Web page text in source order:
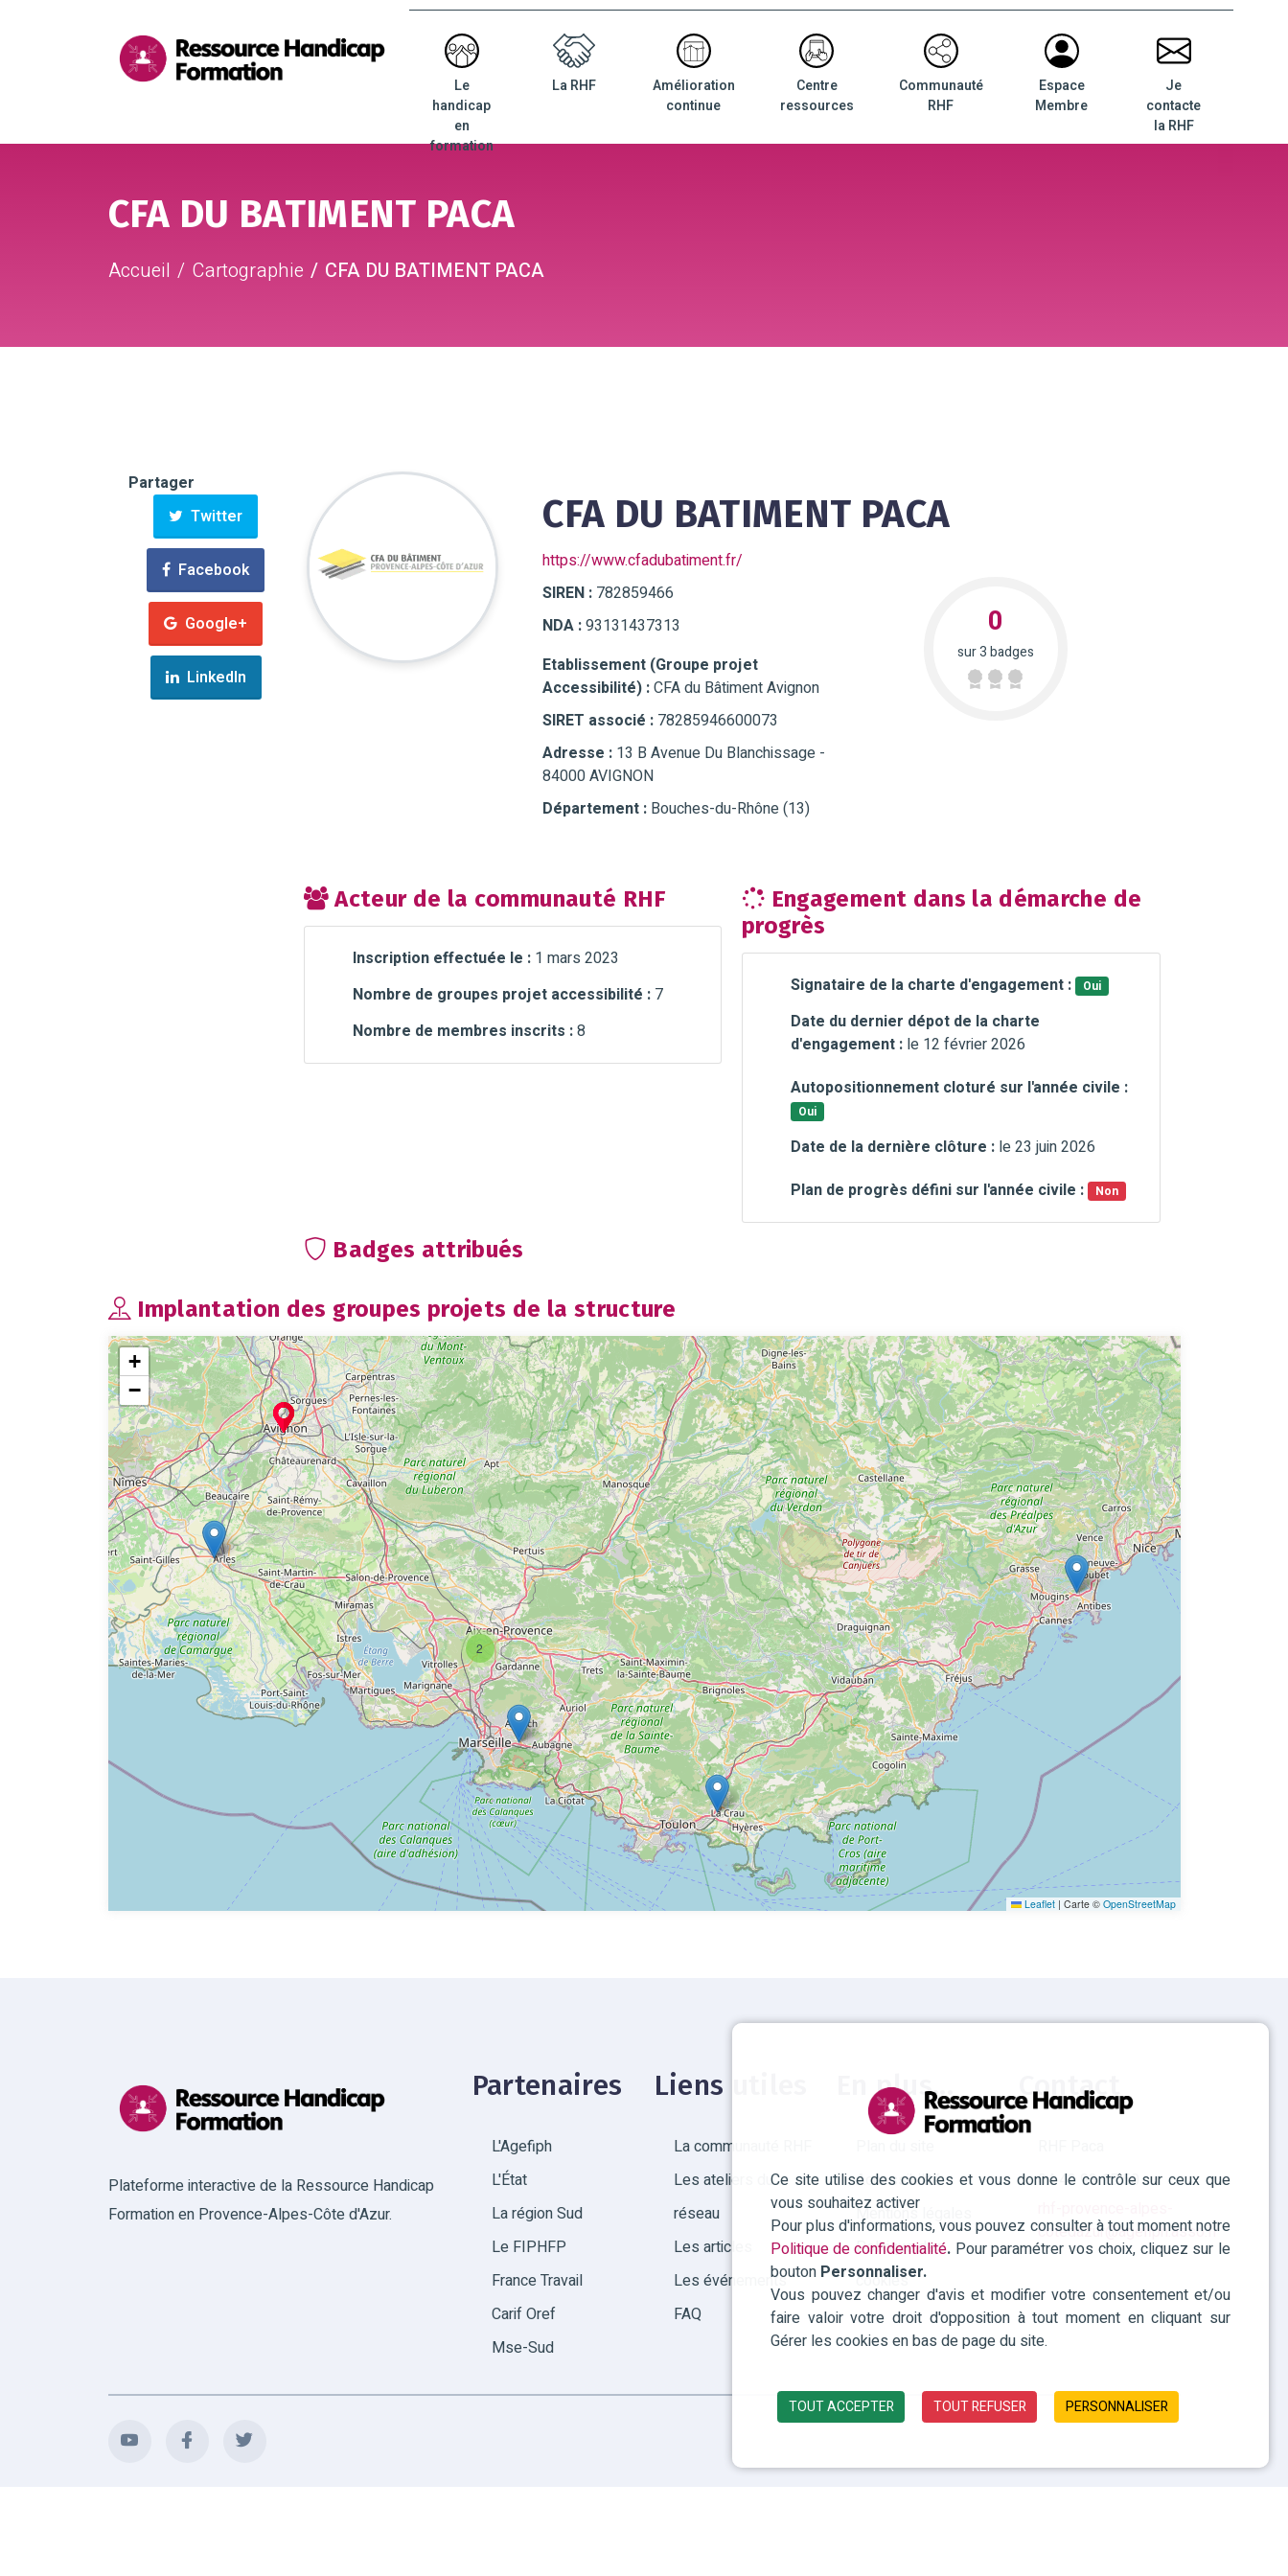
Ce site utilise des cookies et vous donne le contrôle sur ceux que
vous souhaitez activer
Pour plus d'informations, vous pouvez consulter à tout moment notre
Politique de confidentialité. Pour paramétrer vos choix, cliquez sur le
bouton Personnaliser.
Vous pouvez changer d'avis et modifier votre consentement et/ou
faire valoir votre droit d'opposition à tout moment en cliquant sur
Gérer les cookies en bas de page du site.
TOUT ACCEPTER TOUT REFUSER PERSONNALISER
Menu
principal
Le
handicap
en
formation
La RHF
Amélioration
continue
Centre
ressources
Communauté
RHF
Espace
Membre
Je
contacte
la RHF
CFA DU BATIMENT PACA
Accueil Cartographie CFA DU BATIMENT PACA
Partager
Twitter
Facebook
Google+
LinkedIn
CFA DU BATIMENT PACA
https://www.cfadubatiment.fr/
SIREN : 782859466
NDA :93131437313
Etablissement (Groupe projet
Accessibilité) :CFA du Bâtiment Avignon
SIRET associé : 78285946600073
Adresse : 13 B Avenue Du Blanchissage -
84000 AVIGNON
Département : Bouches-du-Rhône (13)
0
sur 3 badges
Acteur de la communauté RHF
Inscription effectuée le :1 mars 2023
Nombre de groupes projet accessibilité :7
Nombre de membres inscrits :8
Engagement dans la démarche de
progrès
Signataire de la charte d'engagement : Oui
Date du dernier dépot de la charte
d'engagement : le 12 février 2026
Autopositionnement cloturé sur l'année civile :
Oui
Date de la dernière clôture : le 23 juin 2026
Plan de progrès défini sur l'année civile :
Non
Badges attribués
Implantation des groupes projets de la structure
2
+
−
Leaflet | Carte © OpenStreetMap
Plateforme interactive de la Ressource Handicap
Formation en Provence-Alpes-Côte d'Azur.
Partenaires
L'Agefiph
L'État
La région Sud
Le FIPHFP
France Travail
Carif Oref
Mse-Sud
Liens utiles
La communauté RHF
Les ateliers du
réseau
Les articles
Les événements
FAQ
En plus...
Accessibilité
Mentions légales
Politique des
cookies
Contact
04 42 93 15 50
cotedazur@agefiph.asso.fr